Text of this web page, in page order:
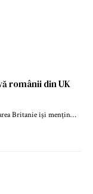
românii din UK
Britanie își mențin…